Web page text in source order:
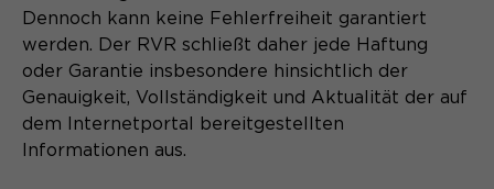
Dennoch kann keine Fehlerfreiheit garantiert
werden. Der RVR schließt daher jede Haftung
oder Garantie insbesondere hinsichtlich der
Genauigkeit, Vollständigkeit und Aktualität der auf
dem Internetportal bereitgestellten
Informationen aus.
Zweck
vorübergehend Daten für den Besuch.